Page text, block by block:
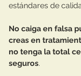
estándares de
No caiga en falsa
creas en
no tenga la total
seguros.